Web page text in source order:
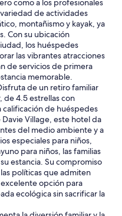
como a los profesionales
de actividades
montañismo y kayak, ya
Con su ubicación
los huéspedes
las vibrantes atracciones
de servicios de primera
memorable.
de un retiro familiar
de 4.5 estrellas con
de huéspedes
Village, este hotel da
del medio ambiente y a
especiales para niños,
para niños, las familias
estancia. Su compromiso
políticas que admiten
opción para
ecológica sin sacrificar la